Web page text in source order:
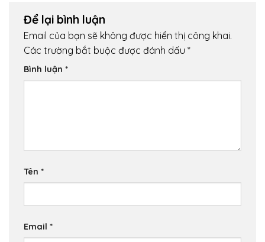
Để lại bình luận
Email của bạn sẽ không được hiển thị công khai.
Các trường bắt buộc được đánh dấu *
Bình luận *
Tên *
Email *